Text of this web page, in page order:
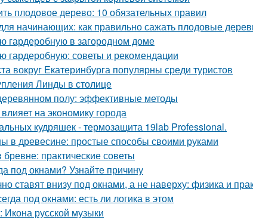
плодовое дерево: 10 обязательных правил
начинающих: как правильно сажать плодовые
гардеробную в загородном доме
гардеробную: советы и рекомендации
вокруг Екатеринбурга популярны среди туристов
Линды в столице
полу: эффективные методы
на экономику города
кудряшек - термозащита 19lab Professional.
в древесине: простые способы своими руками
практические советы
под окнами? Узнайте причину
ставят внизу под окнами, а не наверху: физика и
под окнами: есть ли логика в этом
русской музыки